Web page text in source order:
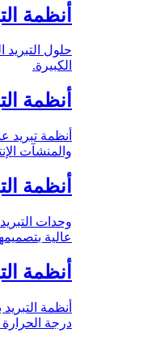
أنظمة
حلول التبريد
الكبيرة.
أنظمة
أنظمة تبريد
والمنشآت
أنظمة
وحدات
عالية
أنظمة
أنظمة
درجة